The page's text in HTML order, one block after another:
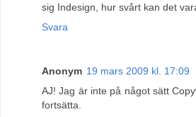
sig Indesign, hur svårt kan det
Svara
Anonym 19 mars 2009 kl. 17:09
AJ! Jag är inte på något sätt
fortsätta.